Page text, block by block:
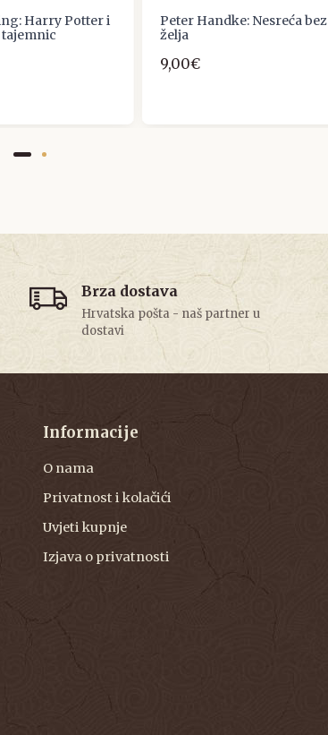
Harry Potter i
Peter Handke: Nesreća bez
želja
9,00€
Brza dostava
Hrvatska pošta - naš partner u
dostavi
Informacije
O nama
Privatnost i kolačići
Uvjeti kupnje
Izjava o privatnosti